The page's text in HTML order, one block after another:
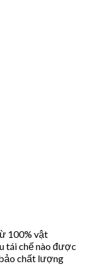
100% vật
tái chế nào được
chất lượng